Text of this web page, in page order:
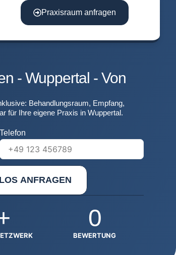
Praxisraum anfragen
- Wuppertal - Von
Behandlungsraum, Empfang,
für Ihre eigene Praxis in Wuppertal.
Telefon
ANFRAGEN
BEWERTUNG
0